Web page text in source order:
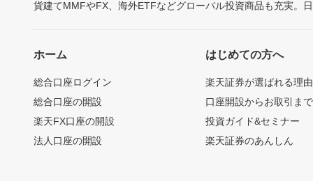
貨建てMMFやFX、海外ETFなどグローバル投資商品も充実。
ホーム
総合口座ログイン
総合口座の開設
楽天FX口座の開設
法人口座の開設
はじめての方へ
楽天証券が選ばれる理由
口座開設からお取引ま
投資ガイド&セミナー
楽天証券のあんしん